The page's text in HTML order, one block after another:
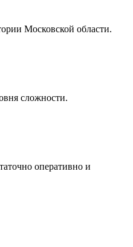
Московской области.
сложности.
оперативно и